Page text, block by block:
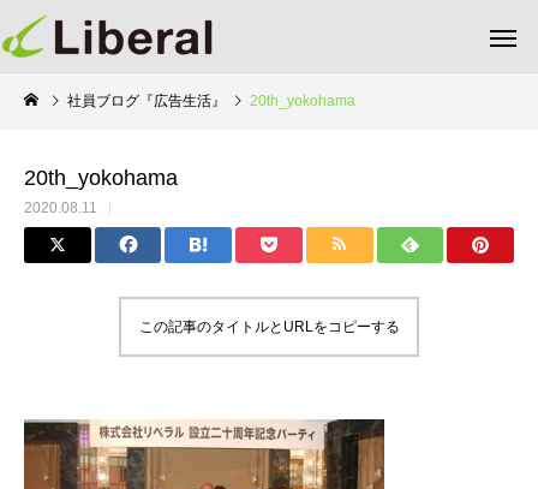
社員ブログ『広告生活』 20th_yokohama
20th_yokohama
2020.08.11
この記事のタイトルとURLをコピーする